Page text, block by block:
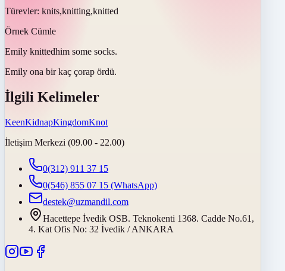
Türevler: knits,knitting,knitted
Örnek Cümle
Emily knittedhim some socks.
Emily ona bir kaç çorap ördü.
İlgili Kelimeler
KeenKidnapKingdomKnot
İletişim Merkezi (09.00 - 22.00)
0(312) 911 37 15
0(546) 855 07 15 (WhatsApp)
destek@uzmandil.com
Hacettepe İvedik OSB. Teknokenti 1368. Cadde No.61,
4. Kat Ofis No: 32 İvedik / ANKARA